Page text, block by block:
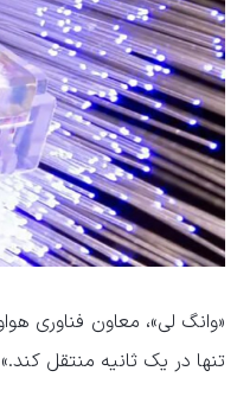
تنها در یک ثانیه منتقل کند.»